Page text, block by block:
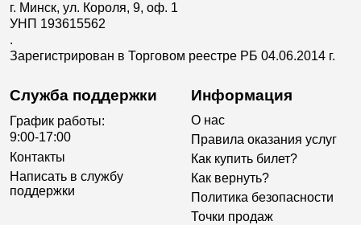
г. Минск, ул. Короля, 9, оф. 1
УНП 193615562
.
Зарегистрирован в Торговом реестре РБ 04.06.2014 г.
Служба поддержки
График работы:
9:00-17:00
Контакты
Написать в службу
поддержки
Информация
О нас
Правила оказания услуг
Как купить билет?
Как вернуть?
Политика безопасности
Точки продаж